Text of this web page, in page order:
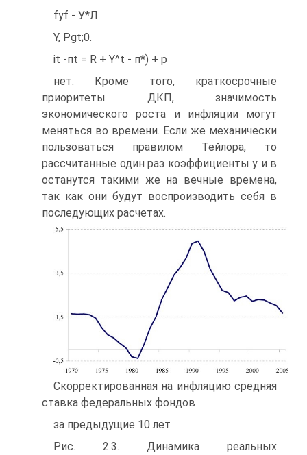
fyf - У*Л
Y, Pgt;0.
it -пt = R + Y^t - п*) + p
нет. Кроме того, краткосрочные
приоритеты ДКП, значимость
экономического роста и инфляции могут
меняться во времени. Если же механически
пользоваться правилом Тейлора, то
рассчитанные один раз коэффициенты у и в
останутся такими же на вечные времена,
так как они будут воспроизводить себя в
последующих расчетах.
Скорректированная на инфляцию средняя
ставка федеральных фондов
за предыдущие 10 лет
Рис. 2.3. Динамика реальных